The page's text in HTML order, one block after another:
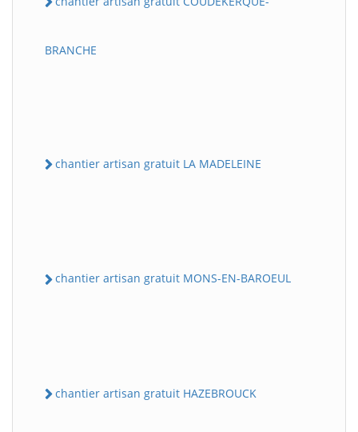
BRANCHE
chantier artisan gratuit LA MADELEINE
chantier artisan gratuit MONS-EN-BAROEUL
chantier artisan gratuit HAZEBROUCK